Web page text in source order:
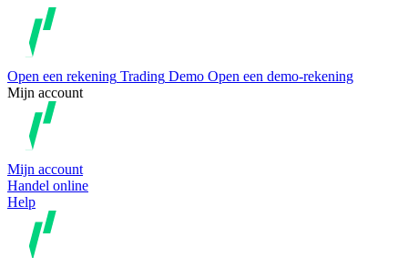
Open een rekening Trading Demo Open een demo-rekening
Mijn account
Mijn account
Handel online
Help